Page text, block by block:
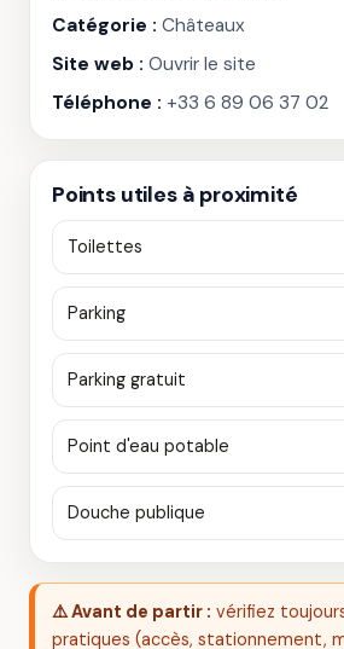
Catégorie : Châteaux
Site web : Ouvrir le site
Téléphone : +33 6 89 06 37 02
Points utiles à proximité
Toilettes
Parking
Parking gratuit
Point d'eau potable
Douche publique
⚠️ Avant de partir : vérifiez
pratiques (accès, stationnement,